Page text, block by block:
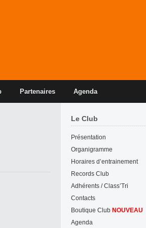
Partenaires Agenda
Le Club
Présentation
Organigramme
Horaires d’entrainement
Records Club
Adhérents / Class’Tri
Contacts
Boutique Club NOUVEAU
Agenda